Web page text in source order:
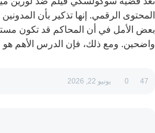
المحتوى الرقمي. إنها تذكير بأن
بعض الأمل في أن المحاكم قد تكون
واضحين. ومع ذلك، فإن الدرس الأهم هو
47
0 يونيو 22, 2026